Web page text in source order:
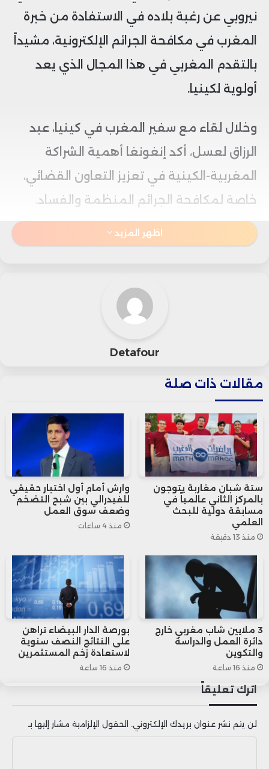
نيروبي عن رغبة بلاده في الاستفادة من خبرة
المغرب في مكافحة الجرائم الإلكترونية، مشيداً
بالتقدم المغربي في هذا المجال الذي يعد
أولوية لكينيا.
وخلال لقاء مع سفير المغرب في كينيا، عبد
الرزاق لعسل، أكد إنغونغا أهمية الشراكة
المغربية-الكينية في تعزيز التعاون القضائي،
خاصة لمكافحة الجرائم المنظمة والفساد.
من جانبه، أكد لعسل التزام المغرب بدعم هذه
وتبادل الخبرات، مشيراً إلى اتفاق الطرفين على
توسيع التعاون في مكافحة الإرهاب والجرائم
يأتي هذا اللقاء في إطار تنفيذ مذكرة التفاهم
الموقعة عام 2023 بين النيابتين العامتين،
لتعزيز الإصلاح القضائي ومواجهة الجريمة
المنظمة العابرة للحدود.
اظهر المزيد
Detafour
مقالات ذات صلة
ستة شبان مغاربة يتوجون
بالمركز الثاني عالمياً في
مسابقة دولية للبحث
العلمي
منذ 13 دقيقة
وارش أمام أول اختبار حقيقي
للفيدرالي بين شبح التضخم
وضعف سوق العمل
منذ 4 ساعات
3 ملايين شاب مغربي خارج
دائرة العمل والدراسة
والتكوين
منذ 16 ساعة
بورصة الدار البيضاء تراهن
على النتائج النصف سنوية
لاستعادة زخم المستثمرين
منذ 16 ساعة
اترك تعليقاً
لن يتم نشر عنوان بريدك الإلكتروني. الحقول الإلزامية مشار إليها بـ